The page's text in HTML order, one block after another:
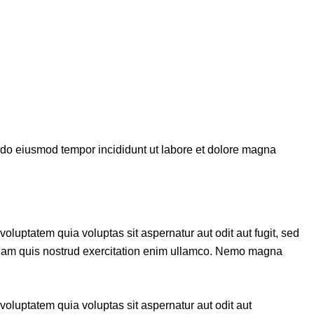
eiusmod tempor incididunt ut labore et dolore magna
quia voluptas sit aspernatur aut odit aut fugit, sed
quis nostrud exercitation enim ullamco. Nemo magna
quia voluptas sit aspernatur aut odit aut